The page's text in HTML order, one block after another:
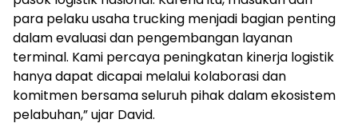
para pelaku usaha trucking menjadi bagian penting
dalam evaluasi dan pengembangan layanan
terminal. Kami percaya peningkatan kinerja logistik
hanya dapat dicapai melalui kolaborasi dan
komitmen bersama seluruh pihak dalam ekosistem
pelabuhan,” ujar David.